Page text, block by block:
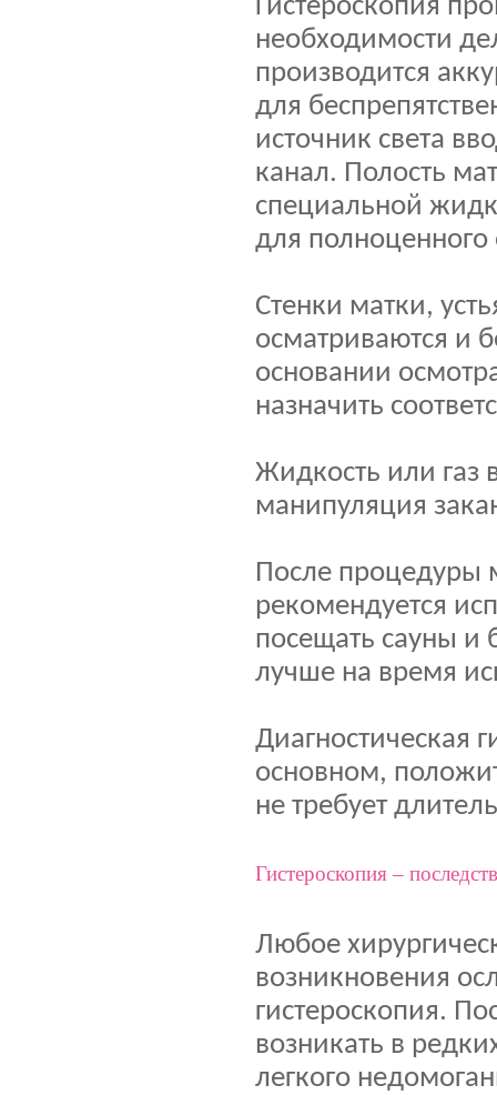
Гистероскопия
необходимости
производится
для
источник света
канал. Полость
специальной
для полноценного
Стенки матки,
осматриваются и
основании
назначить
Жидкость или газ
манипуляция
После процедуры
рекомендуется
посещать сауны и
лучше на время
Диагностическая
основном,
не требует
Гистероскопия –
Любое
возникновения
гистероскопия.
возникать в
легкого